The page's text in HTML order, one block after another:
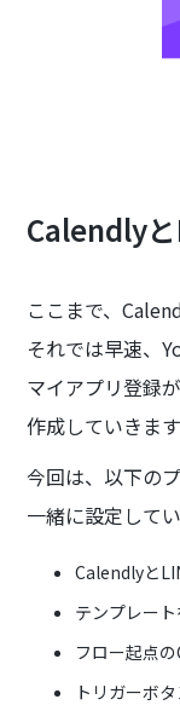
Calendlyと
ここまで、
それでは早速、
マイアプリ登録
作成していきます
今回は、以下の
一緒に設定して
Calendlyと
テンプレート
フロー起点
トリガーボ